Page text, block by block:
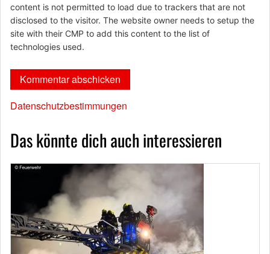
content is not permitted to load due to trackers that are not
disclosed to the visitor. The website owner needs to setup the
site with their CMP to add this content to the list of
technologies used.
Datenschutzbestimmungen
Das könnte dich auch interessieren